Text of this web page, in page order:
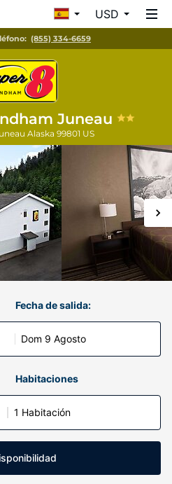
USD
(855) 334-6659
Juneau
Alaska 99801 US
Fecha de salida:
Dom 9 Agosto
Habitaciones
1 Habitación